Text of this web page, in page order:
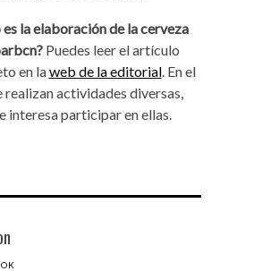
es la elaboración de la cerveza
Puedes leer el artículo
en laweb de la editorial. En el
realizan actividades diversas,
interesa participar en ellas.